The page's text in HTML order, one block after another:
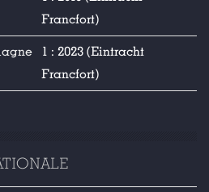
Francfort)
1 : 2023 (Eintracht
Francfort)